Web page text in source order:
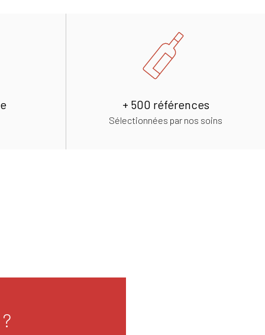
+ 500 références
Sélectionnées par nos soins